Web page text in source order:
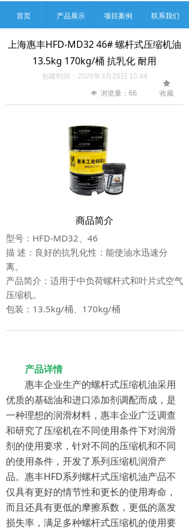
首页 产品展示 项目案例 联系我们
上海惠丰HFD-MD32 46# 螺杆式压缩机油
13.5kg 170kg/桶 抗乳化 耐用
商品简介
创建时间： 2026年3月26日 15:44
型号：HFD-MD32、46
描 述：良好的抗乳化性：能使油水迅速分
离。
产品简介：适用于中负荷螺杆式和叶片式空气
压缩机。
包装：13.5kg/桶、170kg/桶
产品详情
惠丰企业生产的螺杆式压缩机油采用
优质的基础油和进口添加剂调配而成，是
一种理想的润滑材料，惠丰企业广泛调查
和研究了压缩机在不同使用条件下对润滑
剂的使用要求，针对不同的压缩机和不同
的使用条件，开发了系列压缩机润滑产
品。惠丰HFD系列螺杆式压缩机油产品不
仅具有更好的情节性和更长的使用寿命，
而且还具有更低的摩擦系数，更低的蒸发
损失率，满足多种螺杆式压缩机的使用要
넶 浏览量： 66
끄
收藏